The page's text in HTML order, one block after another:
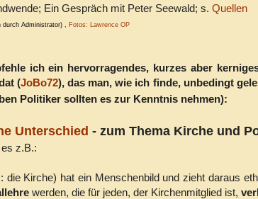
Ein Gespräch mit Peter Seewald; s. Quellen
durch Administrator) , Fotos: Lawrence OP
ich ein hervorragendes, kurzes aber
(JoBo72), das man, wie ich finde, unbedingt
Politiker sollten es zur Kenntnis nehmen):
Unterschied - zum Thema Kirche und
z.B.:
die Kirche) hat ein Menschenbild und zieht daraus
werden, die für jeden, der Kirchenmitglied ist,